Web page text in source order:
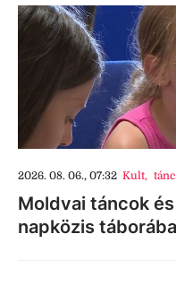
2026. 08. 06., 07:32 Kult, tánc
Moldvai táncok
napközis